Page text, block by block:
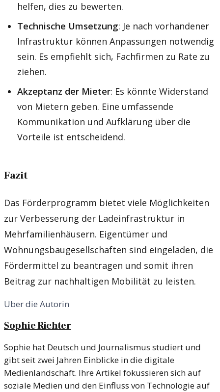
helfen, dies zu bewerten.
Technische Umsetzung: Je nach vorhandener
Infrastruktur können Anpassungen notwendig
sein. Es empfiehlt sich, Fachfirmen zu Rate zu
ziehen.
Akzeptanz der Mieter: Es könnte Widerstand
von Mietern geben. Eine umfassende
Kommunikation und Aufklärung über die
Vorteile ist entscheidend.
Fazit
Das Förderprogramm bietet viele Möglichkeiten
zur Verbesserung der Ladeinfrastruktur in
Mehrfamilienhäusern. Eigentümer und
Wohnungsbaugesellschaften sind eingeladen, die
Fördermittel zu beantragen und somit ihren
Beitrag zur nachhaltigen Mobilität zu leisten.
Über die Autorin
Sophie Richter
Sophie hat Deutsch und Journalismus studiert und
gibt seit zwei Jahren Einblicke in die digitale
Medienlandschaft. Ihre Artikel fokussieren sich auf
soziale Medien und den Einfluss von Technologie auf